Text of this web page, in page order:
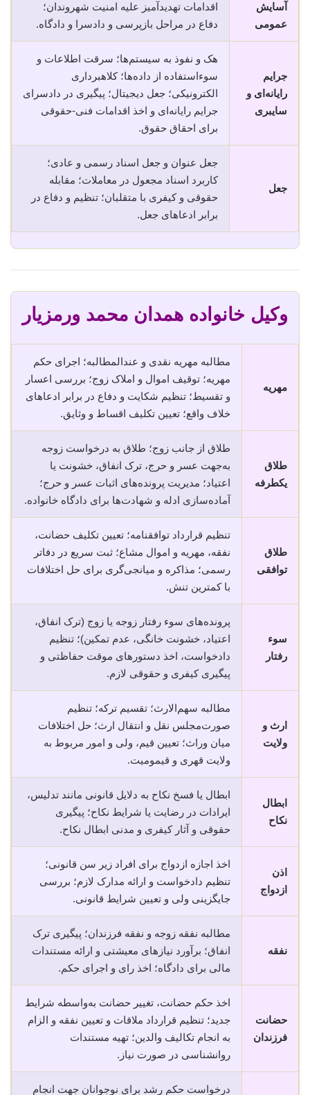
آسایش
عمومی
اقدامات تهدیدآمیز علیه امنیت شهروندان؛
دفاع در مراحل بازپرسی و دادسرا و دادگاه.
جرایم
رایانه‌ای و
سایبری
هک و نفوذ به سیستم‌ها؛ سرقت اطلاعات و
سوء‌استفاده از داده‌ها؛ کلاهبرداری
الکترونیکی؛ جعل دیجیتال؛ پیگیری در دادسرای
جرایم رایانه‌ای و اخذ اقدامات فنی-حقوقی
برای احقاق حقوق.
جعل
جعل عنوان و جعل اسناد رسمی و عادی؛
کاربرد اسناد مجعول در معاملات؛ مقابله
حقوقی و کیفری با متقلبان؛ تنظیم و دفاع در
برابر ادعاهای جعل.
وکیل خانواده همدان محمد ورمزیار
مهریه
مطالبه مهریه نقدی و عندالمطالبه؛ اجرای حکم
مهریه؛ توقیف اموال و املاک زوج؛ بررسی اعسار
و تقسیط؛ تنظیم شکایت و دفاع در برابر ادعاهای
خلاف واقع؛ تعیین تکلیف اقساط و وثایق.
طلاق
یکطرفه
طلاق از جانب زوج؛ طلاق به درخواست زوجه
به‌جهت عسر و حرج، ترک انفاق، خشونت یا
اعتیاد؛ مدیریت پرونده‌های اثبات عسر و حرج؛
آماده‌سازی ادله و شهادت‌ها برای دادگاه خانواده.
طلاق
توافقی
تنظیم قرارداد توافقنامه؛ تعیین تکلیف حضانت،
نفقه، مهریه و اموال مشاع؛ ثبت سریع در دفاتر
رسمی؛ مذاکره و میانجی‌گری برای حل اختلافات
با کمترین تنش.
سوء
رفتار
پرونده‌های سوء رفتار زوجه یا زوج (ترک انفاق،
اعتیاد، خشونت خانگی، عدم تمکین)؛ تنظیم
دادخواست، اخذ دستورهای موقت حفاظتی و
پیگیری کیفری و حقوقی لازم.
ارث و
ولایت
مطالبه سهم‌الارث؛ تقسیم ترکه؛ تنظیم
صورت‌مجلس نقل و انتقال ارث؛ حل اختلافات
میان وراث؛ تعیین قیم، ولی و امور مربوط به
ولایت قهری و قیمومیت.
ابطال
نکاح
ابطال یا فسخ نکاح به دلایل قانونی مانند تدلیس،
ایرادات در رضایت یا شرایط نکاح؛ پیگیری
حقوقی و آثار کیفری و مدنی ابطال نکاح.
اذن
ازدواج
اخذ اجازه ازدواج برای افراد زیر سن قانونی؛
تنظیم دادخواست و ارائه مدارک لازم؛ بررسی
جایگزینی ولی و تعیین شرایط قانونی.
نفقه
مطالبه نفقه زوجه و نفقه فرزندان؛ پیگیری ترک
انفاق؛ برآورد نیازهای معیشتی و ارائه مستندات
مالی برای دادگاه؛ اخذ رای و اجرای حکم.
حضانت
فرزندان
اخذ حکم حضانت، تغییر حضانت به‌واسطه شرایط
جدید؛ تنظیم قرارداد ملاقات و تعیین نفقه و الزام
به انجام تکالیف والدین؛ تهیه مستندات
روانشناسی در صورت نیاز.
درخواست حکم رشد برای نوجوانان جهت انجام